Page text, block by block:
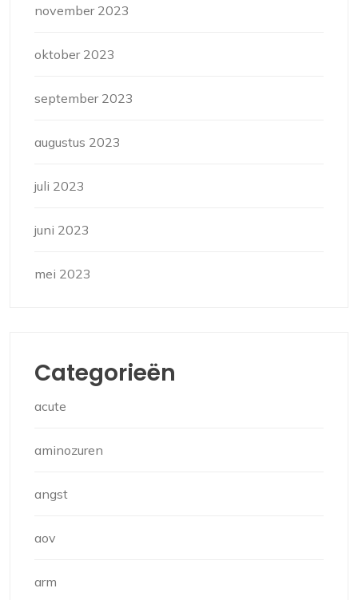
november 2023
oktober 2023
september 2023
augustus 2023
juli 2023
juni 2023
mei 2023
Categorieën
acute
aminozuren
angst
aov
arm